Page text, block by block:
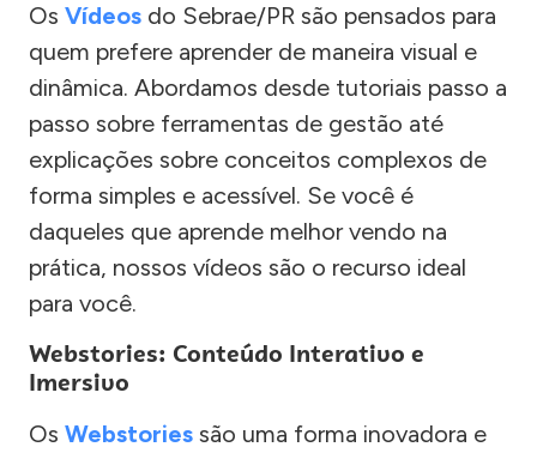
Os Vídeos do Sebrae/PR são pensados para
quem prefere aprender de maneira visual e
dinâmica. Abordamos desde tutoriais passo a
passo sobre ferramentas de gestão até
explicações sobre conceitos complexos de
forma simples e acessível. Se você é
daqueles que aprende melhor vendo na
prática, nossos vídeos são o recurso ideal
para você.
Webstories: Conteúdo Interativo e
Imersivo
Os Webstories são uma forma inovadora e